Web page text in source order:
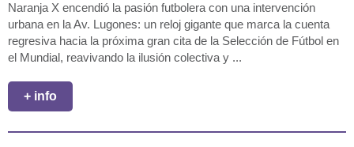
Naranja X encendió la pasión futbolera con una intervención
urbana en la Av. Lugones: un reloj gigante que marca la cuenta
regresiva hacia la próxima gran cita de la Selección de Fútbol en
el Mundial, reavivando la ilusión colectiva y ...
+ info